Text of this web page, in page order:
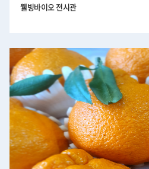
웰빙바이오 전시관